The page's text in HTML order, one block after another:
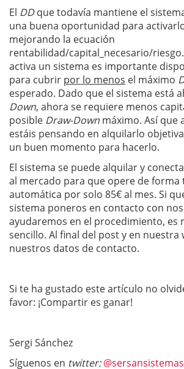
El DDque todavía mantiene el
una buena oportunidad para
mejorando la ecuación
rentabilidad/capital_necesario/
activa un sistema es importante
para cubrir por lo menos el máximo
esperado. Dado que el sistema está
Down, ahora se requiere menos
posible Draw-Down máximo. Así que
estáis pensando en alquilarlo
un buen momento para hacerlo.
El sistema se puede alquilar y
al mercado para que opere de
automática por solo 85€ al mes. Si
sistema poneros en contacto con
ayudaremos en el procedimiento, es
sencillo. Al final del post y en nuestra
nuestros datos de contacto.
Si te ha gustado este artículo no
favor: ¡Compartir es ganar!
Sergi Sánchez
Síguenos en twitter: @sersansistemas